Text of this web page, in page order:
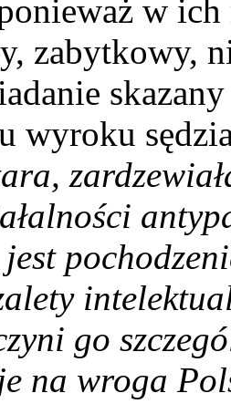
w
zabytkowy,
wyroku
go
na wroga